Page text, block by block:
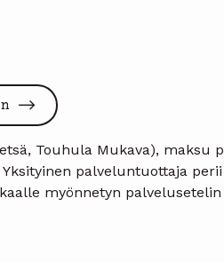
Touhula Mukava), maksu
palveluntuottaja perii
myönnetyn palvelusetelin